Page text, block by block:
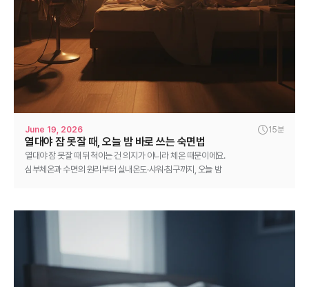
June 19, 2026 15분
열대야 잠 못잘 때, 오늘 밤 바로 쓰는 숙면법
열대야 잠 못잘 때 뒤척이는 건 의지가 아니라 체온 때문이에요.
심부체온과 수면의 원리부터 실내온도·샤워·침구까지, 오늘 밤